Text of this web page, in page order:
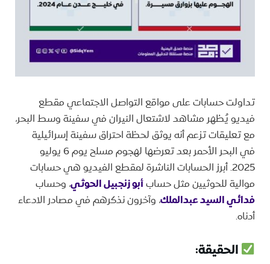
تداولت حسابات على مواقع التواصل الاجتماعي مقطع
فيديو يُظهر مشاهد لاشتعال النيران في سفينة وسط البحر،
مع تعليقات تزعم أنه يوثق لحظة احتراق سفينة إسرائيلية
في البحر الأحمر بعد تعرضها لهجوم مسلح يوم 6 يوليو
2025. أبرز الحسابات الناشرة لمقطع الفيديو هي حسابات
موالية للحوثيين مثل حسابأبو زنجبيل الحوثي، وحساب
فدائي السيد عبدالملك، وآخرون نذكرهم في مصادر الادعاء
أدناه.
الحقيقة: